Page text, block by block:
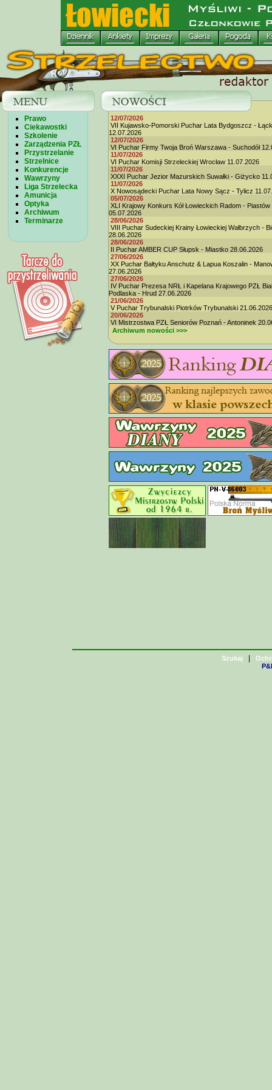
Prawo
Ciekawostki
Szkolenie
Zarządzenia PZŁ
Przystrzelanie
Strzelnice
Konkurencje
Wawrzyny
Liga Strzelecka
Amunicja
Optyka
Archiwum
Terminarze
12/07/2026
VII Kujawsko-Pomorski Puchar Lata Bydgoszcz -
12.07.2026
12/07/2026
VI Puchar Firmy Twoja Broń Warszawa - Suchodół
11/07/2026
VI Puchar Komisji Strzeleckiej Wrocław 11.07.2026
11/07/2026
XXXI Puchar Jezior Mazurskich Suwałki - Giżycko
11/07/2026
X Nowosądecki Puchar Lata Nowy Sącz - Tylicz
05/07/2026
XLI Krajowy Konkurs Kół Łowieckich Radom - Piastów
05.07.2026
28/06/2026
VIII Puchar Sudeckiej Krainy Łowieckiej Wałbrzych -
28.06.2026
28/06/2026
II Puchar AMBER CUP Słupsk - Miastko 28.06.2026
27/06/2026
XX Puchar Bałtyku Anschutz & Lapua Koszalin -
27.06.2026
27/06/2026
IV Puchar Prezesa NRŁ i Kapelana Krajowego PZŁ
Podlaska - Hrud 27.06.2026
21/06/2026
V Puchar Trybunalski Piotrków Trybunalski 21.06.2026
20/06/2026
VI Mistrzostwa PZŁ Seniorów Poznań - Antoninek
Archiwum nowości >>>
Szukaj